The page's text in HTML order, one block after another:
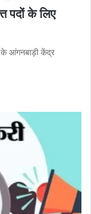
पदों के लिए
के आंगनबाड़ी केंद्र